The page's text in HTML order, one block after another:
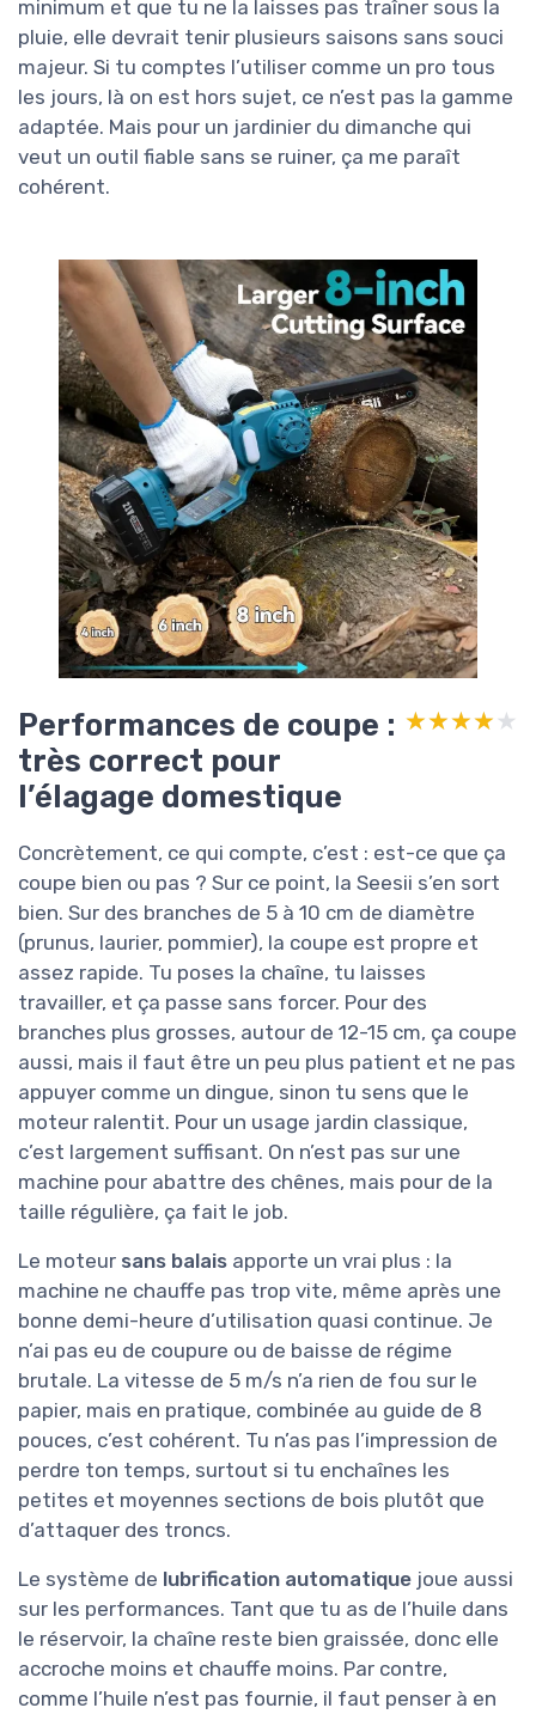
minimum et que tu ne la laisses pas traîner sous la
pluie, elle devrait tenir plusieurs saisons sans souci
majeur. Si tu comptes l’utiliser comme un pro tous
les jours, là on est hors sujet, ce n’est pas la gamme
adaptée. Mais pour un jardinier du dimanche qui
veut un outil fiable sans se ruiner, ça me paraît
cohérent.
Performances de coupe :
très correct pour
l’élagage domestique
★★★★★
★★★★★
Concrètement, ce qui compte, c’est : est-ce que ça
coupe bien ou pas ? Sur ce point, la Seesii s’en sort
bien. Sur des branches de 5 à 10 cm de diamètre
(prunus, laurier, pommier), la coupe est propre et
assez rapide. Tu poses la chaîne, tu laisses
travailler, et ça passe sans forcer. Pour des
branches plus grosses, autour de 12-15 cm, ça coupe
aussi, mais il faut être un peu plus patient et ne pas
appuyer comme un dingue, sinon tu sens que le
moteur ralentit. Pour un usage jardin classique,
c’est largement suffisant. On n’est pas sur une
machine pour abattre des chênes, mais pour de la
taille régulière, ça fait le job.
Le moteur sans balais apporte un vrai plus : la
machine ne chauffe pas trop vite, même après une
bonne demi-heure d’utilisation quasi continue. Je
n’ai pas eu de coupure ou de baisse de régime
brutale. La vitesse de 5 m/s n’a rien de fou sur le
papier, mais en pratique, combinée au guide de 8
pouces, c’est cohérent. Tu n’as pas l’impression de
perdre ton temps, surtout si tu enchaînes les
petites et moyennes sections de bois plutôt que
d’attaquer des troncs.
Le système de lubrification automatique joue aussi
sur les performances. Tant que tu as de l’huile dans
le réservoir, la chaîne reste bien graissée, donc elle
accroche moins et chauffe moins. Par contre,
comme l’huile n’est pas fournie, il faut penser à en